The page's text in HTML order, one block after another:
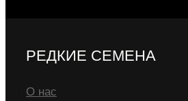
РЕДКИЕ СЕМЕНА
О нас